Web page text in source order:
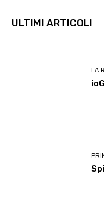
ULTIMI ARTICOLI
LA